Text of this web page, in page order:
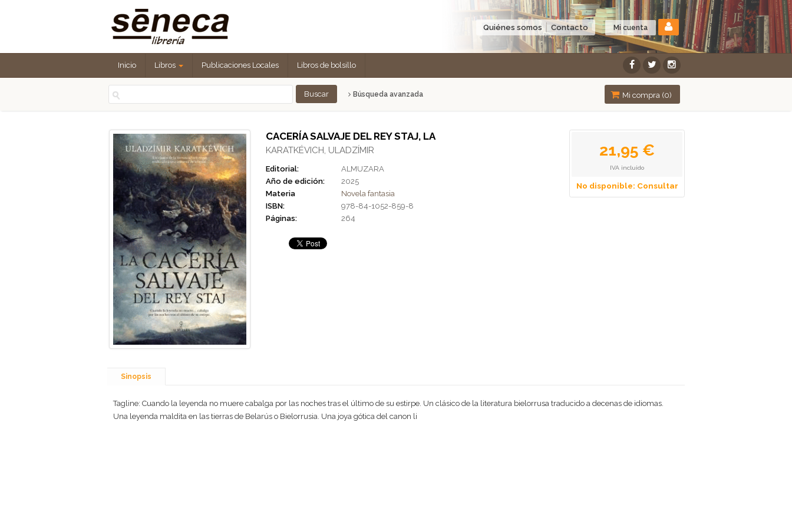
Mi cuenta
Quiénes somos Contacto
Inicio Libros Publicaciones Locales Libros de bolsillo
Búsqueda avanzada Mi compra (0)
CACERÍA SALVAJE DEL REY STAJ, LA
KARATKÉVICH, ULADZÍMIR
Editorial:
ALMUZARA
Año de edición:
2025
Materia
Novela fantasia
ISBN:
978-84-1052-859-8
Páginas:
264
21,95 €
IVA incluido
No disponible: Consultar
Sinopsis
Tagline: Cuando la leyenda no muere cabalga por las noches tras el último de su estirpe. Un clásico de la literatura bielorrusa traducido a decenas de idiomas.
Una leyenda maldita en las tierras de Belarús o Bielorrusia. Una joya gótica del canon li